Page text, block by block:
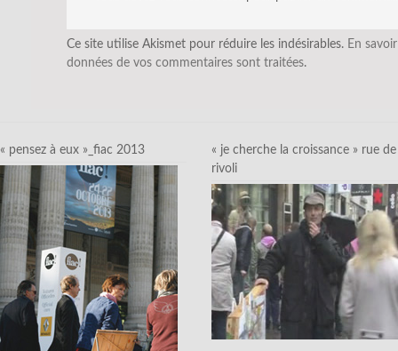
Ce site utilise Akismet pour réduire les indésirables. En
données de vos commentaires sont traitées.
« pensez à eux »_fiac 2013
« je cherche la croissance » rue de
rivoli